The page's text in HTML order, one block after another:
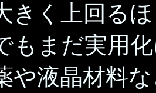
きく上回る
もまだ実用
や液晶材料